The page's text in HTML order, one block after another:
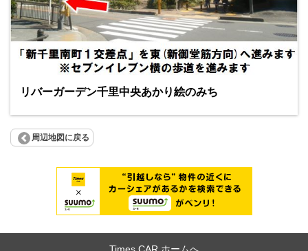
リバーガーデン千里中央あかり絵のみち
周辺地図に戻る